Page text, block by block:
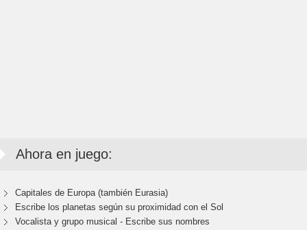
Ahora en juego:
Capitales de Europa (también Eurasia)
Escribe los planetas según su proximidad con el Sol
Vocalista y grupo musical - Escribe sus nombres